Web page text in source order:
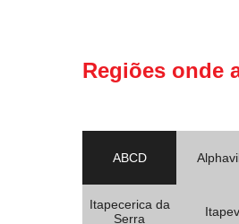
Regiões onde
ABCD
Itapecerica da
Serra